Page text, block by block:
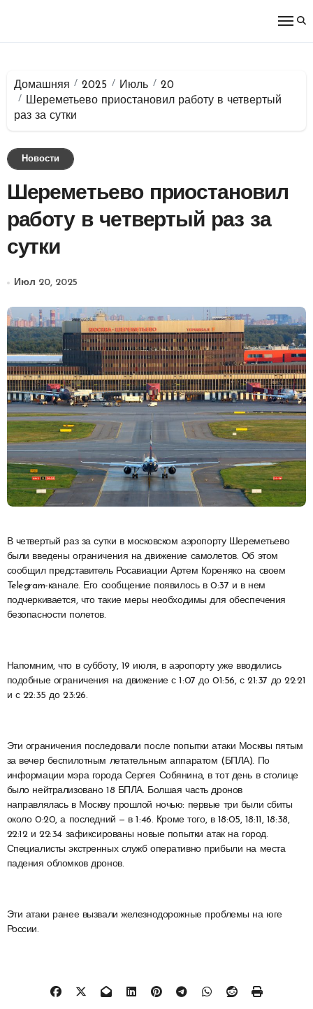
Домашняя 2025 Июль
20
Шереметьево приостановил работу в четвертый
раз за сутки
Новости
Шереметьево приостановил
работу в четвертый раз за
сутки
Июл 20, 2025
В четвертый раз за сутки в московском аэропорту Шереметьево
были введены ограничения на движение самолетов. Об этом
сообщил представитель Росавиации Артем Кореняко на своем
Telegram-канале. Его сообщение появилось в 0:37 и в нем
подчеркивается, что такие меры необходимы для обеспечения
безопасности полетов.
Напомним, что в субботу, 19 июля, в аэропорту уже вводились
подобные ограничения на движение с 1:07 до 01:56, с 21:37 до 22:21
и с 22:35 до 23:26.
Эти ограничения последовали после попытки атаки Москвы пятым
за вечер беспилотным летательным аппаратом (БПЛА). По
информации мэра города Сергея Собянина, в тот день в столице
было нейтрализовано 18 БПЛА. Болшая часть дронов
направлялась в Москву прошлой ночью: первые три были сбиты
около 0:20, а последний — в 1:46. Кроме того, в 18:05, 18:11, 18:38,
22:12 и 22:34 зафиксированы новые попытки атак на город.
Специалисты экстренных служб оперативно прибыли на места
падения обломков дронов.
Эти атаки ранее вызвали железнодорожные проблемы на юге
России.